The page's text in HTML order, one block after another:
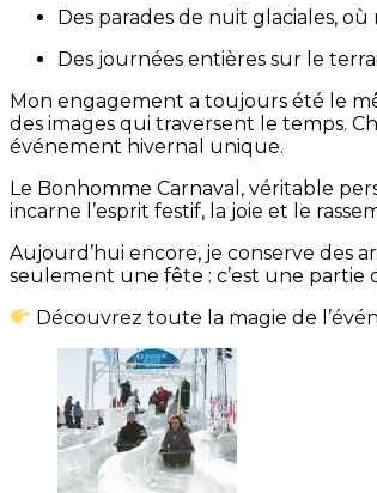
Des parades de nuit glaciales,
Des journées entières sur le
Mon engagement a toujours été le
des images qui traversent le temps.
événement hivernal unique.
Le Bonhomme Carnaval, véritable
incarne l’esprit festif, la joie et le
Aujourd’hui encore, je conserve des
seulement une fête : c’est une partie
Découvrez toute la magie de